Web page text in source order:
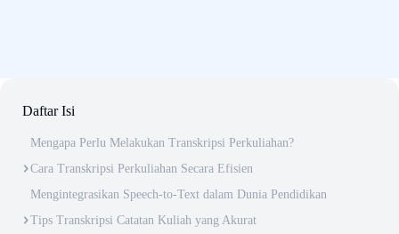
Daftar Isi
Mengapa Perlu Melakukan Transkripsi Perkuliahan?
Cara Transkripsi Perkuliahan Secara Efisien
Mengintegrasikan Speech-to-Text dalam Dunia Pendidikan
Tips Transkripsi Catatan Kuliah yang Akurat